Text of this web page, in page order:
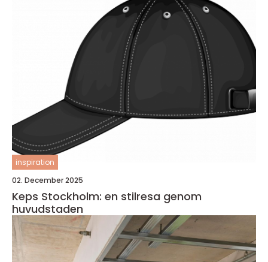
inspiration
02. December 2025
Keps Stockholm: en stilresa genom
huvudstaden